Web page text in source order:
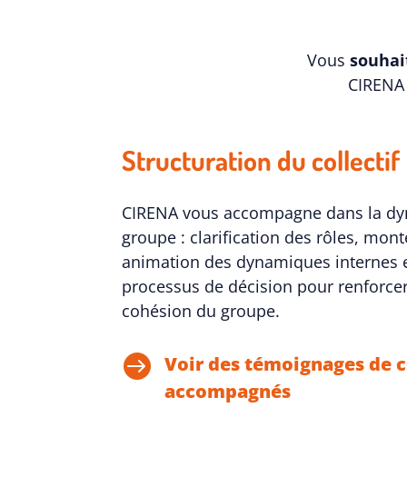
Vous
Structuration du collectif
CIRENA vous accompagne dans la
groupe : clarification des rôles,
animation des dynamiques internes
processus de décision pour
cohésion du groupe.
 Voir des témoignages de
accompagnés